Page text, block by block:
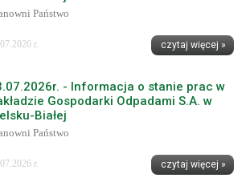
Państwo
r. czytaj więcej »
- Informacja o stanie prac w
Gospodarki Odpadami S.A. w
Białej
Państwo
r. czytaj więcej »